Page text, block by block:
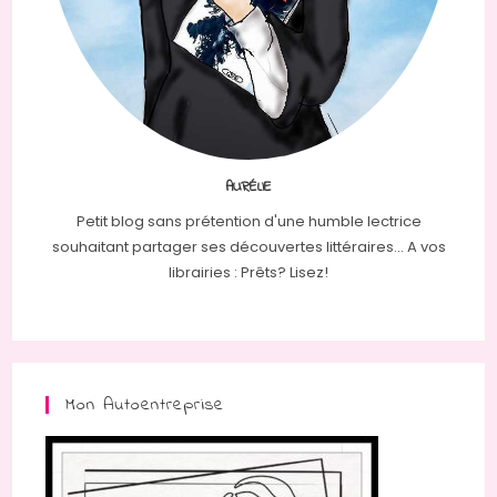
AURÉLIE
Petit blog sans prétention d'une humble lectrice
souhaitant partager ses découvertes littéraires... A vos
librairies : Prêts? Lisez!
Mon Autoentreprise